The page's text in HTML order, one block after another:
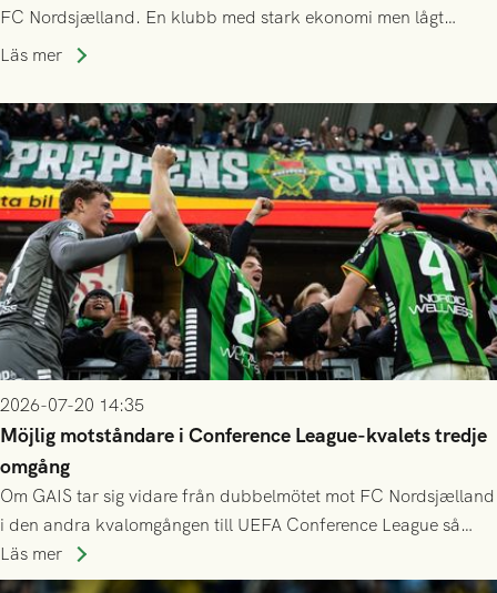
FC Nordsjælland. En klubb med stark ekonomi men lågt
publiksnitt, ett lag med både kollektiv styrka och individuell
Läs mer
2026-07-20 14:35
Möjlig motståndare i Conference League-kvalets tredje
omgång
Om GAIS tar sig vidare från dubbelmötet mot FC Nordsjælland
i den andra kvalomgången till UEFA Conference League så
spelas den tredje kvalomgången kort därpå. Motståndare blir
då vinnaren i mötet mellan isländska Valur och HŠK Zrinjski
Läs mer